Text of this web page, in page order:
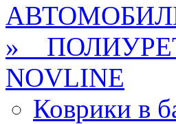
»
NOVLINE
Коврики в